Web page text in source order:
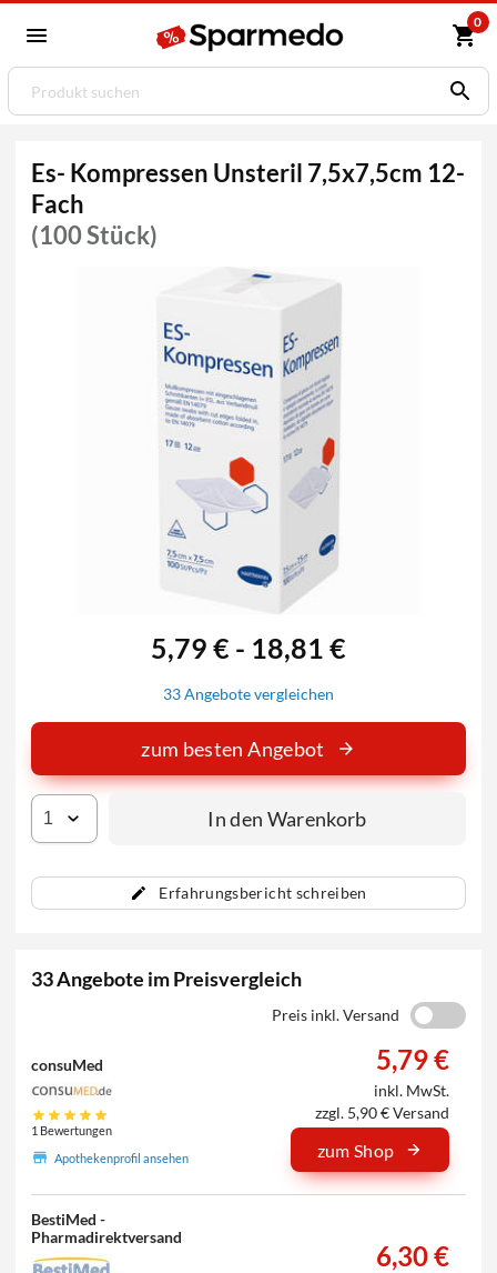
0
Es- Kompressen Unsteril 7,5x7,5cm 12-
Fach
(100 Stück)
Erfahrungsbericht schreiben
5,79 € - 18,81 €
33 Angebote vergleichen
zum besten Angebot
In den Warenkorb
33 Angebote im Preisvergleich
Preis inkl. Versand
consuMed
1 Bewertungen
Apothekenprofil ansehen
5,79 €
inkl. MwSt.
zzgl. 5,90 € Versand
zum Shop
BestiMed -
Pharmadirektversand
6,30 €